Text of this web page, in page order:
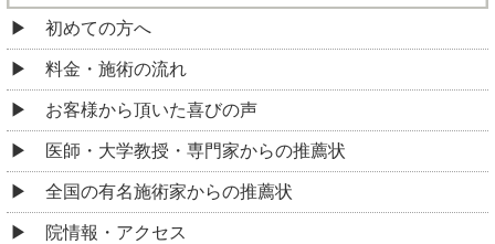
初めての方へ
料金・施術の流れ
お客様から頂いた喜びの声
医師・大学教授・専門家からの推薦状
全国の有名施術家からの推薦状
院情報・アクセス